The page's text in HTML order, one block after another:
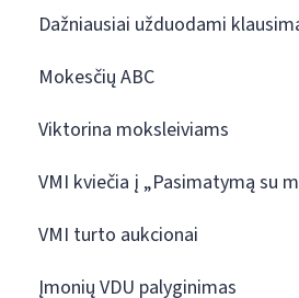
Dažniausiai užduodami
Mokesčių ABC
Viktorina moksleiviams
VMI kviečia į „Pasimatymą su
VMI turto aukcionai
Įmonių VDU palyginimas